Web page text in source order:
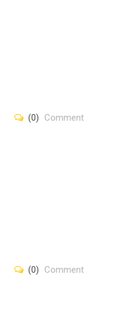
(0) Comment
(0) Comment